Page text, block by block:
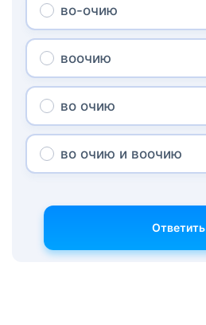
во-очию
воочию
во очию
во очию и воочию
Ответить